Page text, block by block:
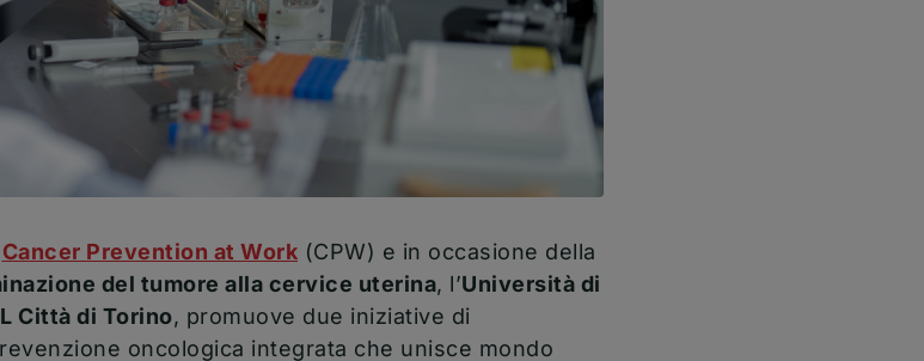
Cancer Prevention at Work(apre una nuova finestra)
(CPW) e in occasione della
del tumore alla cervice uterina, l’Università di
Città di Torino, promuove due iniziative di
oncologica integrata che unisce mondo